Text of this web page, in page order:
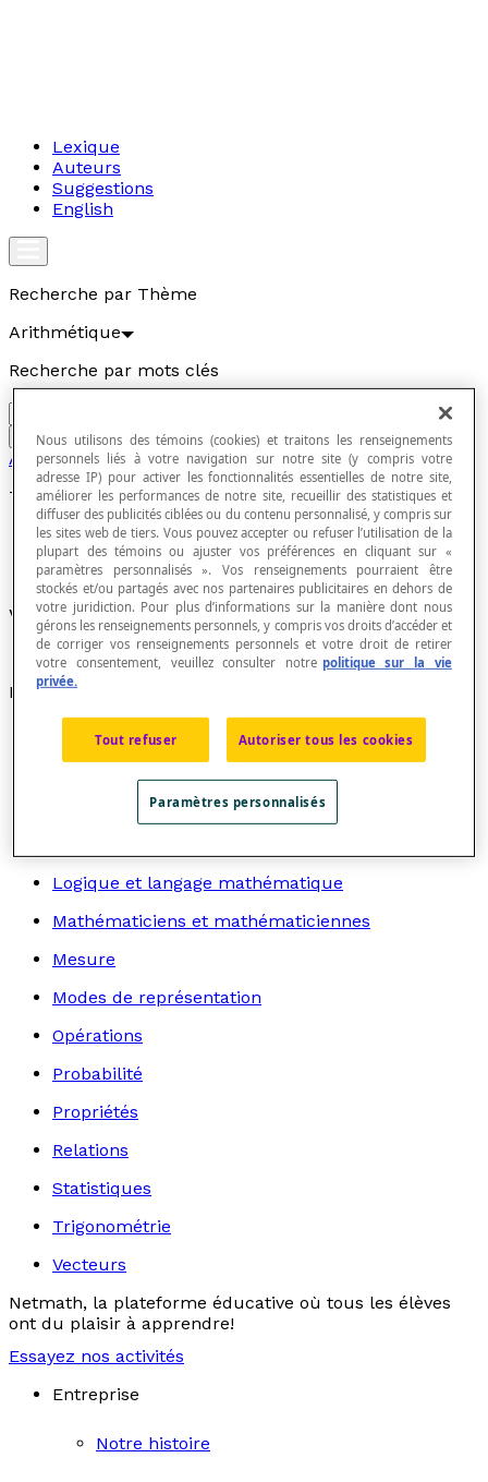
Lexique
Auteurs
Suggestions
English
Recherche par Thème
Arithmétique
Recherche par mots clés
Aller
Arithmétique
Troncation
Voirapproximation par troncation.
Recherche par thème
Algèbre
Arithmétique
Logique et langage mathématique
Mathématiciens et mathématiciennes
Mesure
Modes de représentation
Opérations
Probabilité
Propriétés
Relations
Statistiques
Trigonométrie
Vecteurs
Netmath, la plateforme éducative où tous les élèves
ont du plaisir à apprendre!
Essayez nos activités
Entreprise
Notre histoire
Nous utilisons des témoins (cookies) et traitons les renseignements
personnels liés à votre navigation sur notre site (y compris votre
adresse IP) pour activer les fonctionnalités essentielles de notre site,
améliorer les performances de notre site, recueillir des statistiques et
diffuser des publicités ciblées ou du contenu personnalisé, y compris sur
les sites web de tiers. Vous pouvez accepter ou refuser l’utilisation de la
plupart des témoins ou ajuster vos préférences en cliquant sur «
paramètres personnalisés ». Vos renseignements pourraient être
stockés et/ou partagés avec nos partenaires publicitaires en dehors de
votre juridiction. Pour plus d’informations sur la manière dont nous
gérons les renseignements personnels, y compris vos droits d’accéder et
de corriger vos renseignements personnels et votre droit de retirer
votre consentement, veuillez consulter notre politique sur la vie
privée.
Tout refuser Autoriser tous les cookies
Paramètres personnalisés